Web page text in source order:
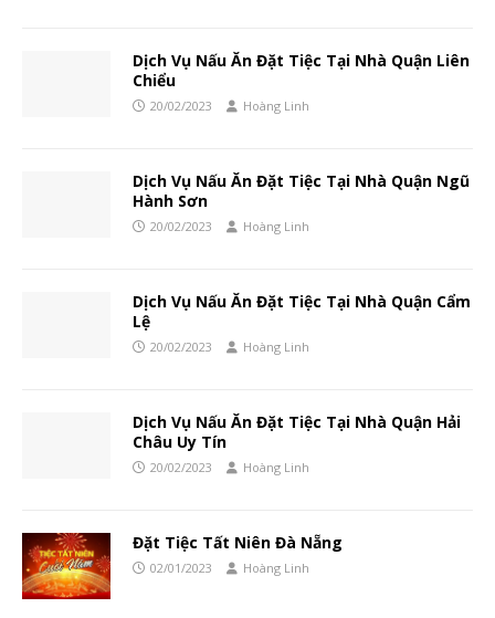
Dịch Vụ Nấu Ăn Đặt Tiệc Tại Nhà Quận Liên
Chiểu
20/02/2023 Hoàng Linh
Dịch Vụ Nấu Ăn Đặt Tiệc Tại Nhà Quận Ngũ
Hành Sơn
20/02/2023 Hoàng Linh
Dịch Vụ Nấu Ăn Đặt Tiệc Tại Nhà Quận Cẩm
Lệ
20/02/2023 Hoàng Linh
Dịch Vụ Nấu Ăn Đặt Tiệc Tại Nhà Quận Hải
Châu Uy Tín
20/02/2023 Hoàng Linh
Đặt Tiệc Tất Niên Đà Nẵng
02/01/2023 Hoàng Linh